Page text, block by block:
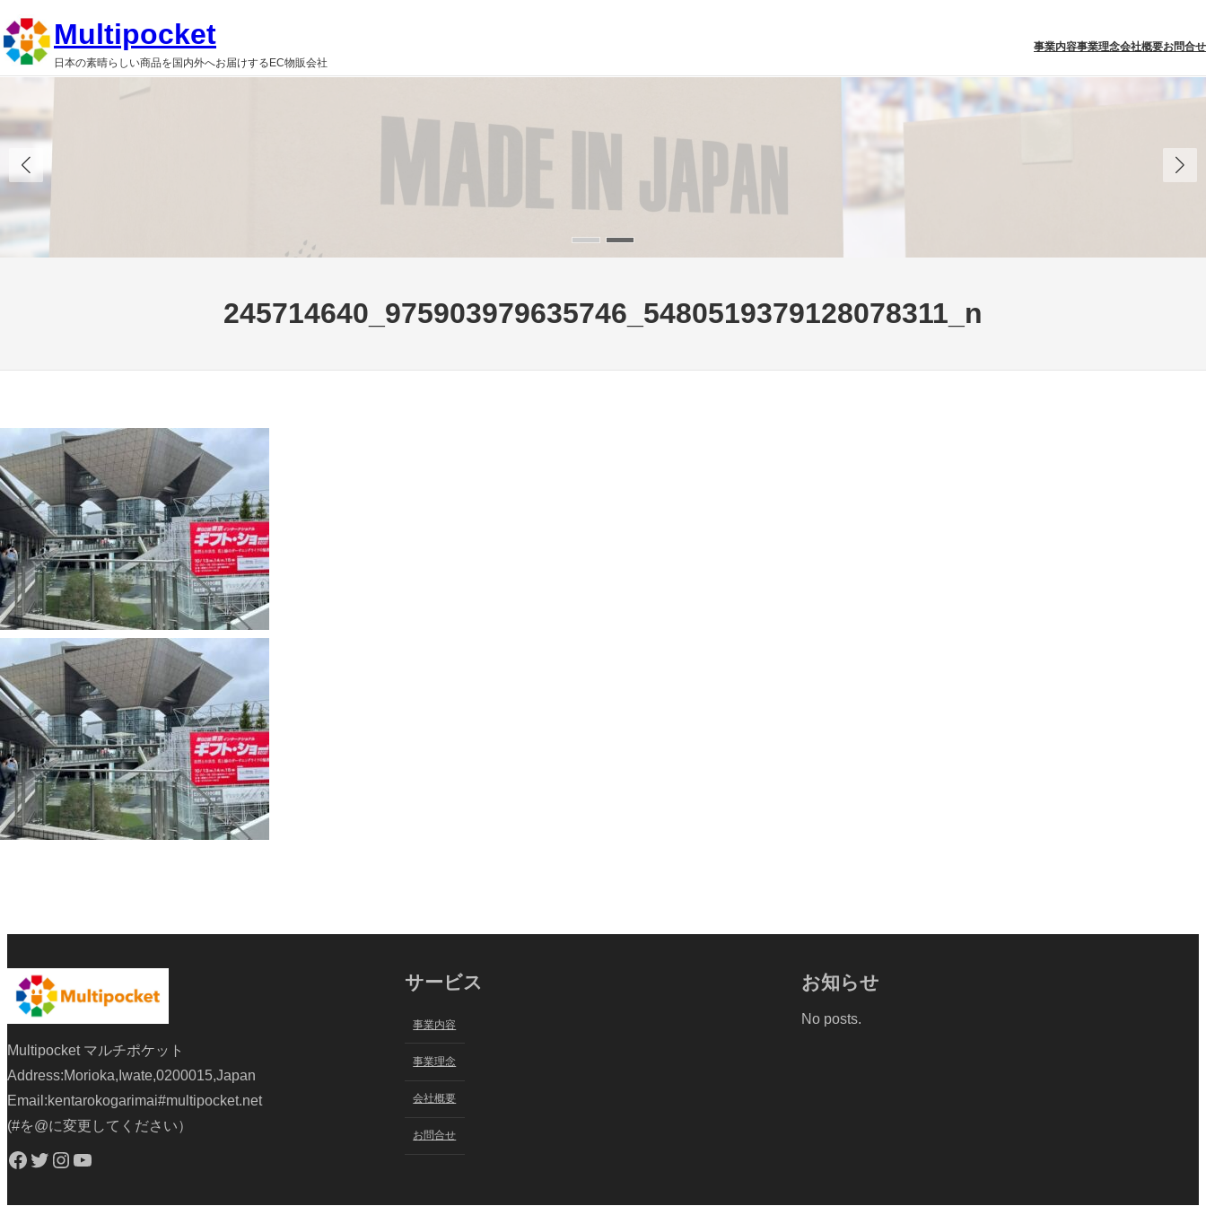
内
容
を
キ
ッ
Multipocket
日本の素晴らしい商品を国内外へお届けするEC物販会社
事業内容事業理念会社概要お問合せ
245714640_975903979635746_5480519379128078311_n
Multipocket マルチポケット
Address:Morioka,Iwate,0200015,Japan
Email:kentarokogarimai#multipocket.net
(#を@に変更してください）
Facebook Twitter Instagram YouTube
サービス
事業内容
事業理念
会社概要
お問合せ
お知らせ
No posts.